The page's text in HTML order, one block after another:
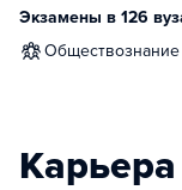
Экзамены в 126
обществознание